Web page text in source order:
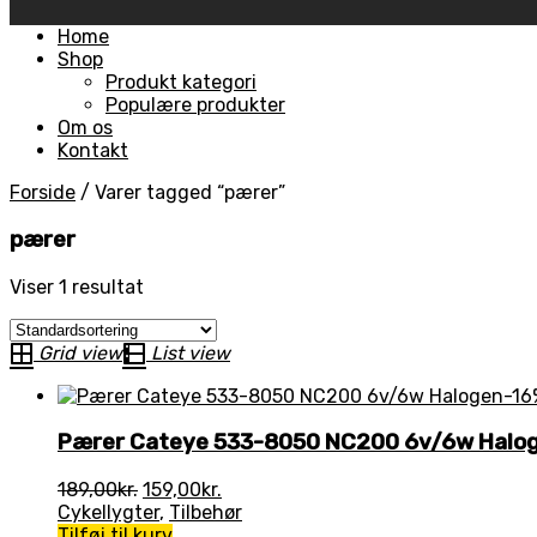
Skip
Home
Shop
Produkt kategori
Populære produkter
Om os
Kontakt
Forside / Varer tagged “pærer”
pærer
Viser 1 resultat
Grid view
List view
-
Pærer Cateye 533-8050 NC200 6v/6w
189,00kr. Den
oprindelige
159,00kr.
aktuelle
Cykellygter, Tilbehør